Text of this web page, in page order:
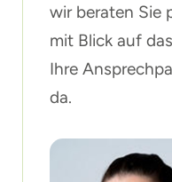
wir beraten Sie
mit Blick auf
Ihre
da.